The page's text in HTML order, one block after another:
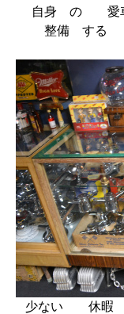
自身 の 愛
整備 す
少ない 休